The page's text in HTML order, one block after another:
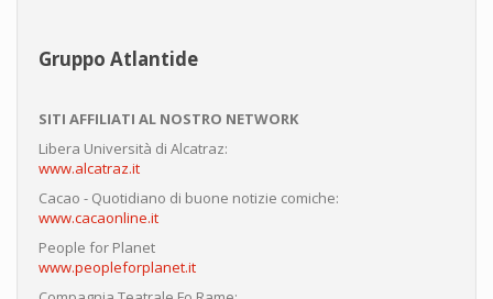
Gruppo Atlantide
SITI AFFILIATI AL NOSTRO NETWORK
Libera Università di Alcatraz:
www.alcatraz.it
Cacao - Quotidiano di buone notizie comiche:
www.cacaonline.it
People for Planet
www.peopleforplanet.it